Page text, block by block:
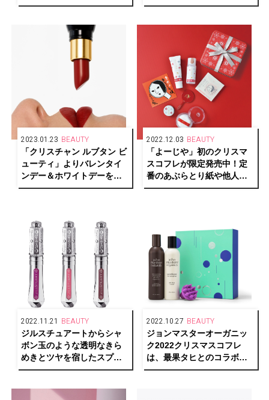
トを表参道で開催
レクションが発売中
2023.01.23 BEAUTY
「クリスチャン ルブタン ビ
ューティ」よりバレンタイ
ンデー＆ホワイトデーを彩
る、おすすめのリップ&フレ
2022.12.03 BEAUTY
「よーじや」初のクリスマ
スコフレが限定発売中！定
番のあぶらとり紙や他人気
アイテムがぎっしり！
2022.11.21 BEAUTY
ジルスチュアートからシャ
ボン玉のような透明なきら
めきとツヤを宿したスプリ
ングコレクション登場
2022.10.27 BEAUTY
ジョンマスターオーガニッ
ク2022クリスマスコフレ
は、最果タヒとのコラボボ
ックスが登場